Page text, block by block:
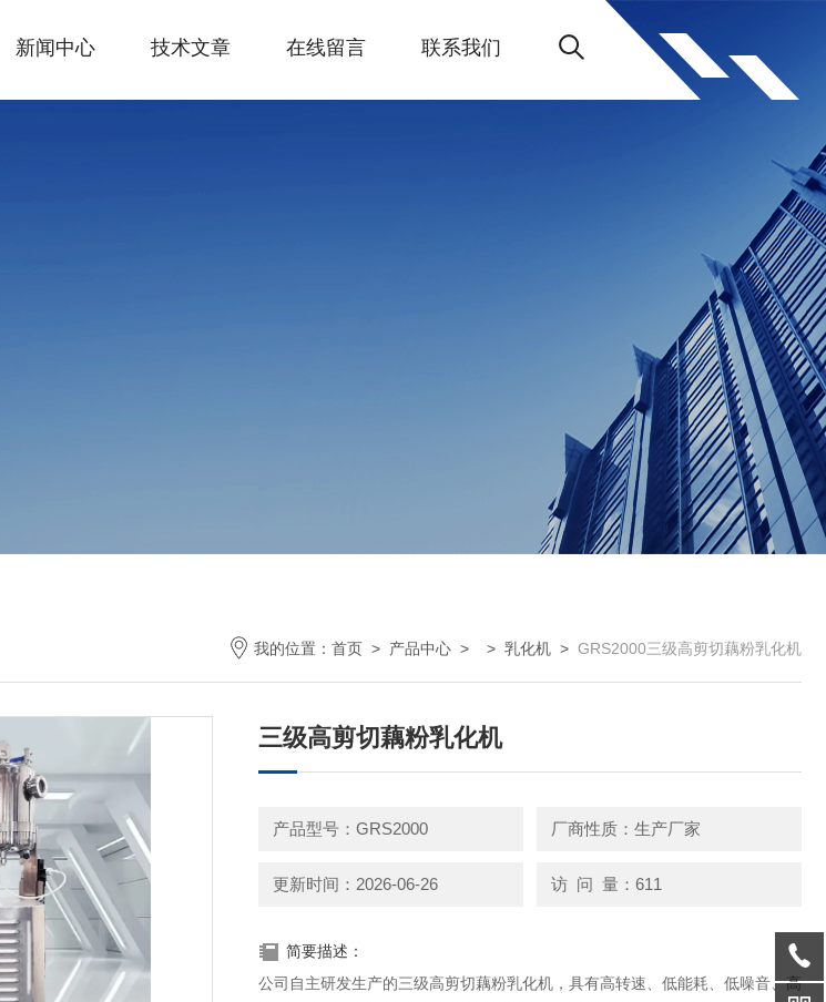
新闻中心 技术文章 在线留言 联系我们
我的位置： 首页 > 产品中心 > > 乳化机 > GRS2000三级高剪切藕粉乳化机
三级高剪切藕粉乳化机
产品型号：GRS2000 厂商性质：生产厂家
更新时间：2026-06-26 访 问 量：611
简要描述：
公司自主研发生产的三级高剪切藕粉乳化机，具有高转速、低能耗、低噪音、高